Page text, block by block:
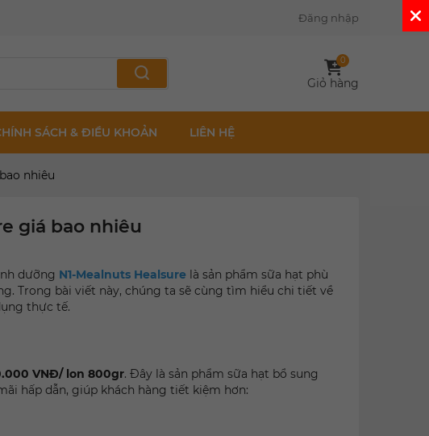
Đăng nhập
Giỏ hàng
0
SÁCH & ĐIỀU KHOẢN LIÊN HỆ
nhiêu
giá bao nhiêu
dưỡng N1-Mealnuts Healsure là sản phẩm sữa hạt phù
Trong bài viết này, chúng ta sẽ cùng tìm hiểu chi tiết về
thực tế.
VNĐ/ lon 800gr. Đây là sản phẩm sữa hạt bổ sung
hấp dẫn, giúp khách hàng tiết kiệm hơn: